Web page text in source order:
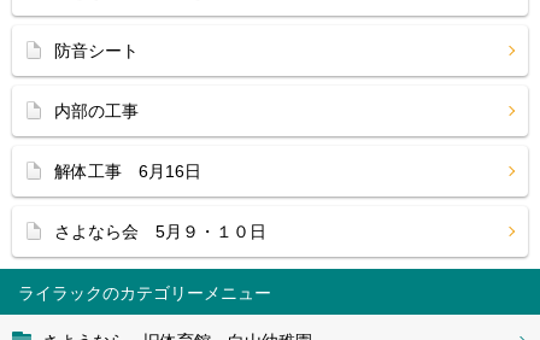
ライラック
防音シート
内部の工事
解体工事 6月16日
さよなら会 5月９・１０日